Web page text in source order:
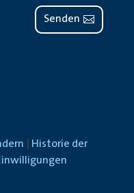
Senden
Historie der